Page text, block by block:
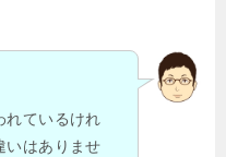
れているけれ
いはありませ